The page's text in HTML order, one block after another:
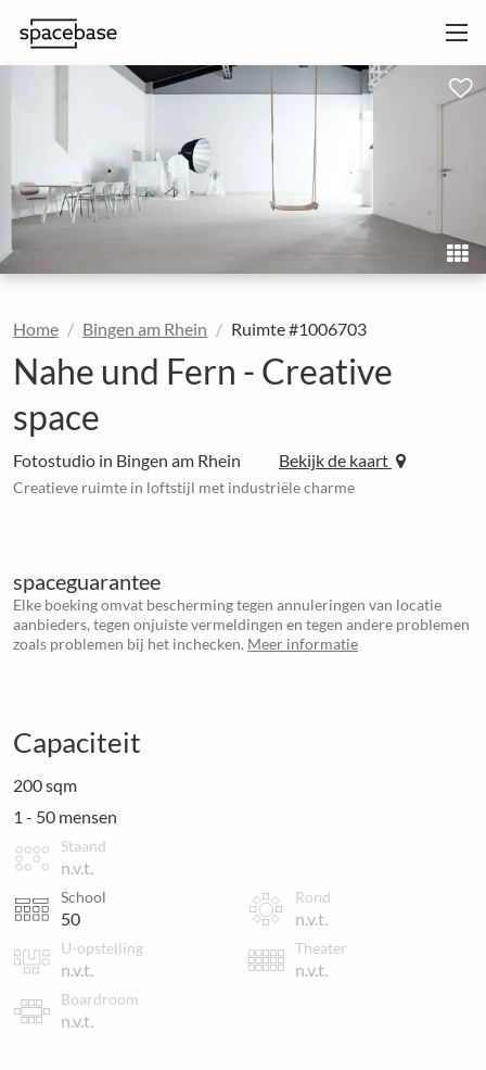
Home Bingen am Rhein Ruimte #1006703
Nahe und Fern - Creative
space
Fotostudio in Bingen am Rhein Bekijk de kaart
Creatieve ruimte in loftstijl met industriële charme
spaceguarantee
Elke boeking omvat bescherming tegen annuleringen van locatie
aanbieders, tegen onjuiste vermeldingen en tegen andere problemen
zoals problemen bij het inchecken. Meer informatie
Capaciteit
200 sqm
1 - 50 mensen
Staand
n.v.t.
School
50
Rond
n.v.t.
U-opstelling
n.v.t.
Theater
n.v.t.
Boardroom
n.v.t.